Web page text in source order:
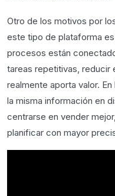
Otro de los motivos por
este tipo de plataforma
procesos están
tareas repetitivas, reducir
realmente aporta valor.
la misma información en
centrarse en vender
planificar con mayor